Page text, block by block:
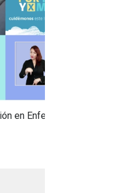
en Enfermedades